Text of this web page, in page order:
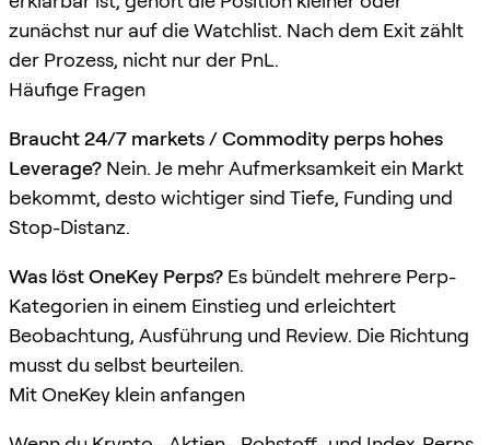
zunächst nur auf die Watchlist. Nach dem Exit zählt
der Prozess, nicht nur der PnL.
Häufige Fragen
Braucht 24/7 markets / Commodity perps hohes
Leverage? Nein. Je mehr Aufmerksamkeit ein Markt
bekommt, desto wichtiger sind Tiefe, Funding und
Stop-Distanz.
Was löst OneKey Perps? Es bündelt mehrere Perp-
Kategorien in einem Einstieg und erleichtert
Beobachtung, Ausführung und Review. Die Richtung
musst du selbst beurteilen.
Mit OneKey klein anfangen